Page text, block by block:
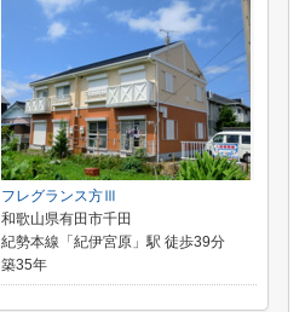
フレグランス方Ⅲ
和歌山県有田市千田
紀勢本線「紀伊宮原」駅 徒歩39分
築35年